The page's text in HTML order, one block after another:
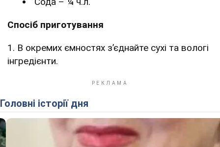
Спосіб приготування
1. В окремих ємностях з’єднайте сухі та вологі
інгредієнти.
Головні історії дня